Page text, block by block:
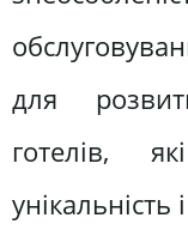
для
готелів,
унікальність